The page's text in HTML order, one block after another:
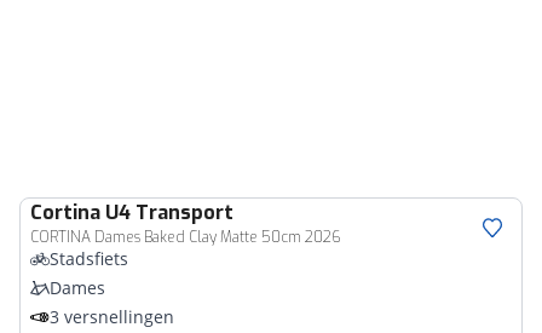
Cortina U4 Transport
CORTINA Dames Baked Clay Matte 50cm 2026
Stadsfiets
Dames
3 versnellingen